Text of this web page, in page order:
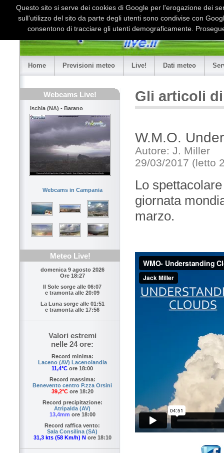
Home Previsioni meteo Live! Dati meteo
Webcams Live!
Ischia (NA) - Barano
Webcams in Campania
Meteo Live!
domenica 9 agosto 2026
Ore 18:27
Il Sole sorge alle 06:07
e tramonta alle 20:09
La Luna sorge alle 01:51
e tramonta alle 17:56
Valori estremi
nelle 24 ore:
Record minima:
Laceno (AV) Lacenolandia
11,4°C ore 18:00
Record massima:
Benevento centro P.zza Orsini
39,2°Core 18:20
Record precipitazione:
Atripalda (AV)
13,4mm ore 18:00
Record raffica vento:
Sala Consilina (SA)
31,3 kts (58 Km/h) N ore 18:10
Gli articoli
W.M.O.
Autore: J. Miller
29/03/2017 (letto
Lo
giornata
marzo.
Questo sito si serve dei cookies di Google per l'erogazione dei
sull'utilizzo del sito da parte degli utenti sono condivise con
consentono di tracciare gli utenti demograficamente.